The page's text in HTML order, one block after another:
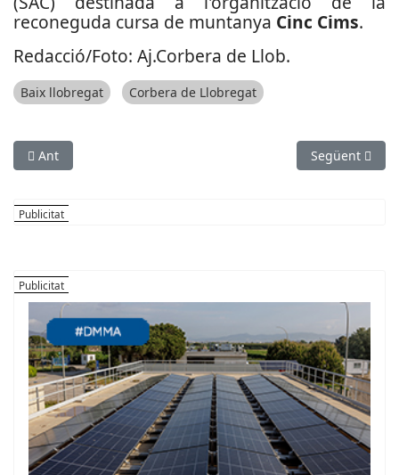
reconeguda cursa de muntanya Cinc Cims.
Redacció/Foto: Aj.Corbera de Llob.
Baix llobregat Corbera de Llobregat
Article anterior: L'Hospital de Bellvitge lidera una troballa
Ant Article
Següent